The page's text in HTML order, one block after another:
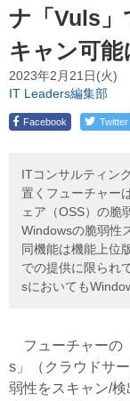
ナ「Vuls」
キャン可能
2023年2月21日(火)
IT Leaders編集部
Facebook Twitter
ITコンサルティン
置くフューチャー
ェア（OSS）の脆
Windowsの脆弱性
同機能は機能上位
での提供に限られ
sにおいても
フューチャーの
s」（クラウドサ
弱性をスキャン/